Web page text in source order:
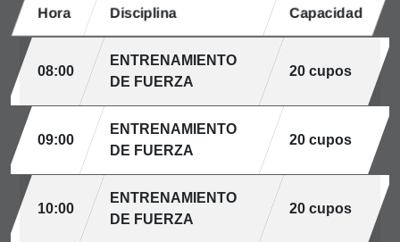
Hora Disciplina Capacidad
08:00
ENTRENAMIENTO
DE FUERZA
20 cupos
09:00
ENTRENAMIENTO
DE FUERZA
20 cupos
10:00
ENTRENAMIENTO
DE FUERZA
20 cupos